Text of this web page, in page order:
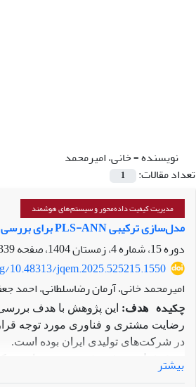
نویسنده =خانی، امیرمحمد
تعداد مقالات:
1
مدیریت کیفیت داده‌محور و سیستم‌های هوشمند
مدل‌سازی ترکیبی PLS-ANN برای بررسی نقش میانجی فناوری‌های صنعت 0/4 و رضایت مشتری در رابطه بین QMP و عملکرد سازمانی
دوره 15، شماره 4، زمستان 1404، صفحه
368
10.48313/jqem.2025.525215.1550
امیرمحمد خانی، آرمان رضاسلطانی، احمد
چکیده
هدف: این پژوهش با هدف
رضایت مشتری و فناوری مورد توجه
در شرکت‌های تولیدی ایران بوده است.
مصنوعی
بیشتر